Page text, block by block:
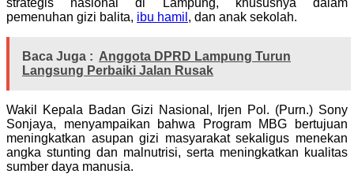
pemenuhan gizi balita, ibu hamil , dan anak sekolah.
Baca Juga : Anggota DPRD Lampung Turun
Langsung Perbaiki Jalan Rusak
Wakil Kepala Badan Gizi Nasional, Irjen Pol. (Purn.) Sony
Sonjaya, menyampaikan bahwa Program MBG bertujuan
meningkatkan asupan gizi masyarakat sekaligus menekan
angka stunting dan malnutrisi, serta meningkatkan kualitas
sumber daya manusia.